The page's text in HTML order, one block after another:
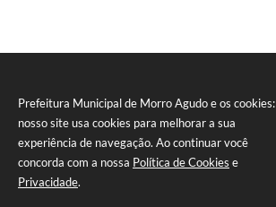
Prefeitura Municipal de Morro Agudo e os cookies:
nosso site usa cookies para melhorar a sua
experiência de navegação. Ao continuar você
concorda com a nossa Política de Cookies e
Privacidade.